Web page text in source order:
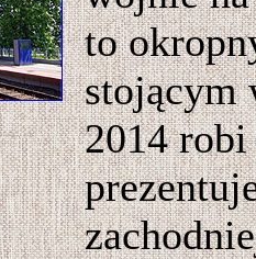
to
stojącym
2014